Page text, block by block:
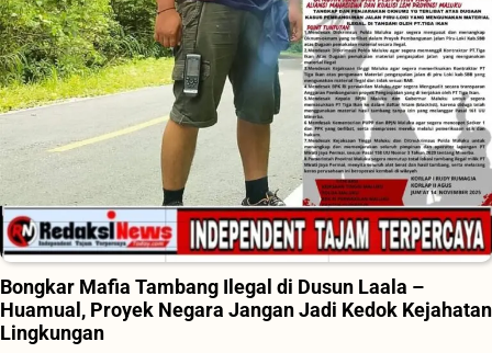
Bongkar Mafia Tambang Ilegal di Dusun Laala –
Huamual, Proyek Negara Jangan Jadi Kedok Kejahatan
Lingkungan